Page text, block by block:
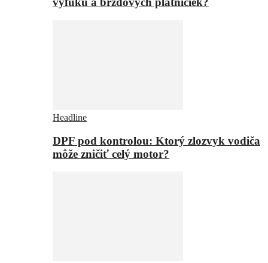
Headline
DPF pod kontrolou: Ktorý zlozvyk vodiča
môže zničiť celý motor?